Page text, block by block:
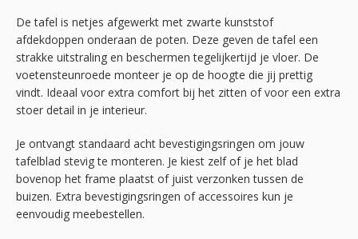
De tafel is netjes afgewerkt met zwarte kunststof
afdekdoppen onderaan de poten. Deze geven de tafel een
strakke uitstraling en beschermen tegelijkertijd je vloer. De
voetensteunroede monteer je op de hoogte die jij prettig
vindt. Ideaal voor extra comfort bij het zitten of voor een extra
stoer detail in je interieur.
Je ontvangt standaard acht bevestigingsringen om jouw
tafelblad stevig te monteren. Je kiest zelf of je het blad
bovenop het frame plaatst of juist verzonken tussen de
buizen. Extra bevestigingsringen of accessoires kun je
eenvoudig meebestellen.